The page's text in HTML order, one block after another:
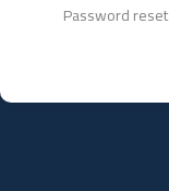
Password